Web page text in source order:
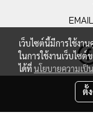
©
เว็บไซต์นี้มีการใช้ง
ในการใช้งานเว็บไซ
ได้ที่นโยบายความเป็
ตั้